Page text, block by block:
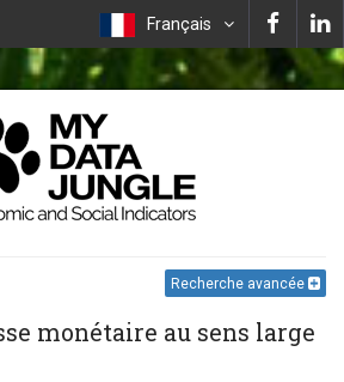
Français
Recherche avancée
monétaire au sens large